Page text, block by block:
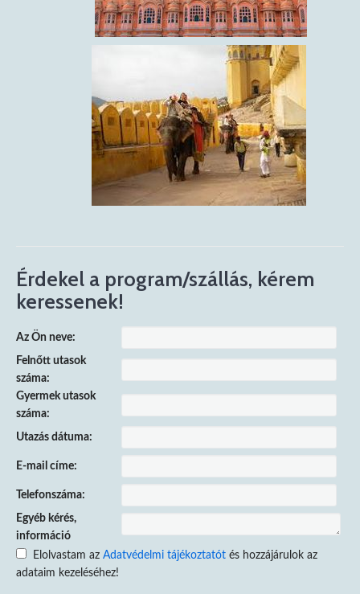
Érdekel a program/szállás, kérem
keressenek!
Az Ön neve:
Felnőtt utasok
száma:
Gyermek utasok
száma:
Utazás dátuma:
E-mail címe:
Telefonszáma:
Egyéb kérés,
információ
Elolvastam az Adatvédelmi tájékoztatót és hozzájárulok az
adataim kezeléséhez!